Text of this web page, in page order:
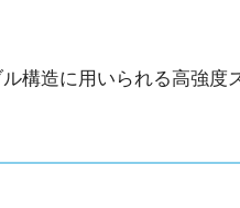
構造に用いられる高強度